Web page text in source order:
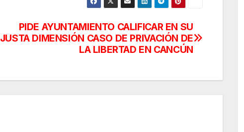
PIDE AYUNTAMIENTO CALIFICAR EN SU
JUSTA DIMENSIÓN CASO DE PRIVACIÓN DE
LA LIBERTAD EN CANCÚN